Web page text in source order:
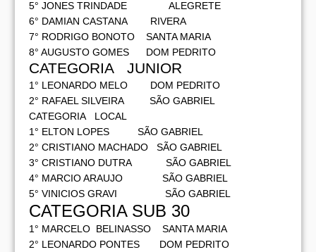
5° JONES TRINDADE ALEGRETE
6° DAMIAN CASTANA RIVERA
7° RODRIGO BONOTO SANTA MARIA
8° AUGUSTO GOMES DOM PEDRITO
CATEGORIA JUNIOR
1° LEONARDO MELO DOM PEDRITO
2° RAFAEL SILVEIRA SÃO GABRIEL
CATEGORIA LOCAL
1° ELTON LOPES SÃO GABRIEL
2° CRISTIANO MACHADO SÃO GABRIEL
3° CRISTIANO DUTRA SÃO GABRIEL
4° MARCIO ARAUJO SÃO GABRIEL
5° VINICIOS GRAVI SÃO GABRIEL
CATEGORIA SUB 30
1° MARCELO BELINASSO SANTA MARIA
2° LEONARDO PONTES DOM PEDRITO